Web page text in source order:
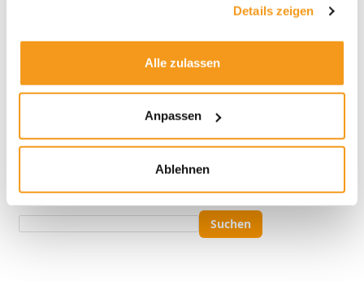
Details zeigen
Alle zulassen
Anpassen
Ablehnen
Suchen